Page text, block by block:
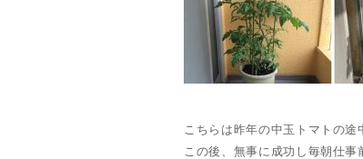
こちらは昨年の中玉トマトの途
この後、無事に成功し毎朝仕事